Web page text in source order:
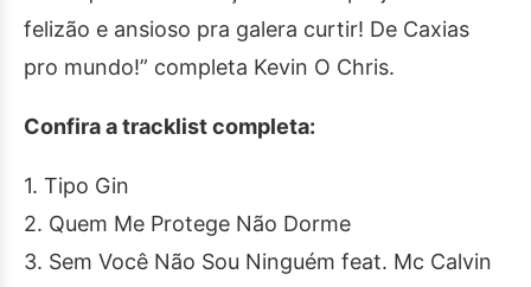
felizão e ansioso pra galera curtir! De Caxias
pro mundo!” completa Kevin O Chris.
Confira a tracklist completa:
1. Tipo Gin
2. Quem Me Protege Não Dorme
3. Sem Você Não Sou Ninguém feat. Mc Calvin